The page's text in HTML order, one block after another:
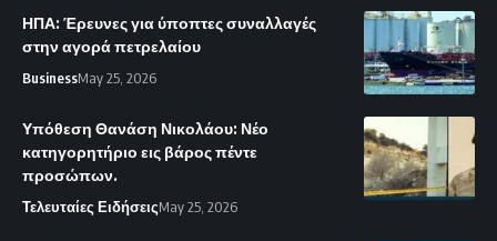
ΗΠΑ: Έρευνες για ύποπτες συναλλαγές
στην αγορά πετρελαίου
BusinessMay 25, 2026
Υπόθεση Θανάση Νικολάου: Νέο
κατηγορητήριο εις βάρος πέντε
προσώπων.
Τελευταίες ΕιδήσειςMay 25, 2026